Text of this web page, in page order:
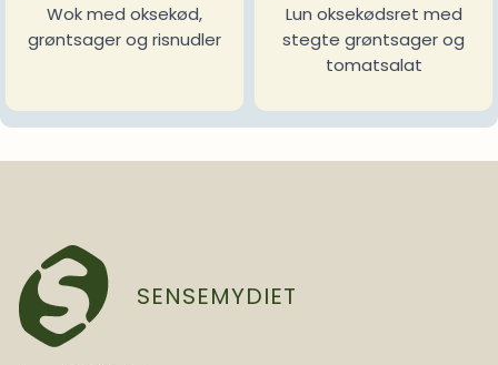
Wok med oksekød,
grøntsager og risnudler
Lun oksekødsret med
stegte grøntsager og
tomatsalat
SENSEMYDIET